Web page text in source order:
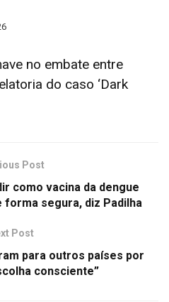
no embate entre
do caso ‘Dark
Post
como vacina da dengue
forma segura, diz Padilha
Post
para outros países por
consciente”